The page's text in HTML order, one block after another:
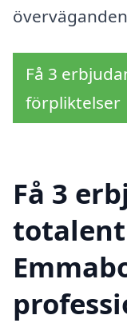
Få 3
förpliktelser
Få 3